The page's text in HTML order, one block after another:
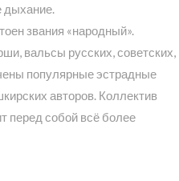
дыхание.
звания «народный».
вальсы русских, советских,
популярные эстрадные
авторов. Коллектив
перед собой всё более